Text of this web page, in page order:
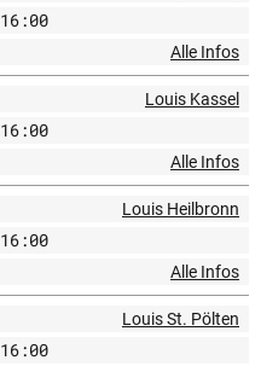
16:00
Alle Infos
Louis Kassel
16:00
Alle Infos
Louis Heilbronn
16:00
Alle Infos
Louis St. Pölten
16:00